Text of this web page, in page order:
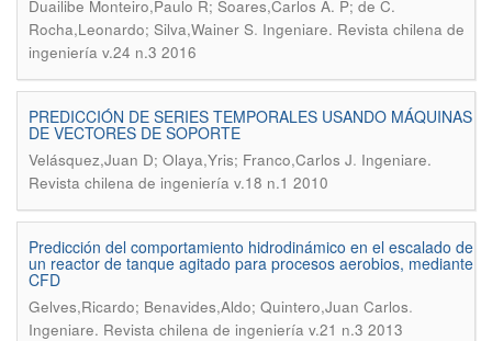
Duailibe Monteiro,Paulo R; Soares,Carlos A. P; de C.
Rocha,Leonardo; Silva,Wainer S. Ingeniare. Revista chilena de
ingeniería v.24 n.3 2016
PREDICCIÓN DE SERIES TEMPORALES USANDO MÁQUINAS
DE VECTORES DE SOPORTE
Velásquez,Juan D; Olaya,Yris; Franco,Carlos J. Ingeniare.
Revista chilena de ingeniería v.18 n.1 2010
Predicción del comportamiento hidrodinámico en el escalado de
un reactor de tanque agitado para procesos aerobios, mediante
CFD
Gelves,Ricardo; Benavides,Aldo; Quintero,Juan Carlos.
Ingeniare. Revista chilena de ingeniería v.21 n.3 2013